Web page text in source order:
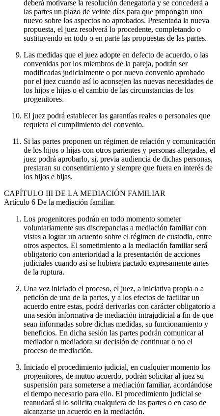
deberá motivarse la resolución denegatoria y se concederá a
las partes un plazo de veinte días para que propongan uno
nuevo sobre los aspectos no aprobados. Presentada la nueva
propuesta, el juez resolverá lo procedente, completando o
sustituyendo en todo o en parte las propuestas de las partes.
Las medidas que el juez adopte en defecto de acuerdo, o las
convenidas por los miembros de la pareja, podrán ser
modificadas judicialmente o por nuevo convenio aprobado
por el juez cuando así lo aconsejen las nuevas necesidades de
los hijos e hijas o el cambio de las circunstancias de los
progenitores.
El juez podrá establecer las garantías reales o personales que
requiera el cumplimiento del convenio.
Si las partes proponen un régimen de relación y comunicación
de los hijos o hijas con otros parientes y personas allegadas, el
juez podrá aprobarlo, si, previa audiencia de dichas personas,
prestaran su consentimiento y siempre que fuera en interés de
los hijos e hijas.
CAPÍTULO III DE LA MEDIACIÓN FAMILIAR
Artículo 6 De la mediación familiar.
Los progenitores podrán en todo momento someter
voluntariamente sus discrepancias a mediación familiar con
vistas a lograr un acuerdo sobre el régimen de custodia, entre
otros aspectos. El sometimiento a la mediación familiar será
obligatorio con anterioridad a la presentación de acciones
judiciales cuando así se hubiera pactado expresamente antes
de la ruptura.
Una vez iniciado el proceso, el juez, a iniciativa propia o a
petición de una de la partes, y a los efectos de facilitar un
acuerdo entre estas, podrá derivarlas con carácter obligatorio a
una sesión informativa de mediación intrajudicial a fin de que
sean informadas sobre dichas medidas, su funcionamiento y
beneficios. En dicha sesión las partes podrán comunicar al
mediador o mediadora su decisión de continuar o no el
proceso de mediación.
Iniciado el procedimiento judicial, en cualquier momento los
progenitores, de mutuo acuerdo, podrán solicitar al juez su
suspensión para someterse a mediación familiar, acordándose
el tiempo necesario para ello. El procedimiento judicial se
reanudará si lo solicita cualquiera de las partes o en caso de
alcanzarse un acuerdo en la mediación.